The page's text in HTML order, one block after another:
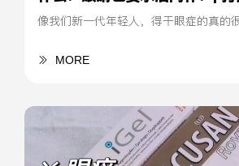
像我们新一代年轻人，得干眼症的真的
MORE